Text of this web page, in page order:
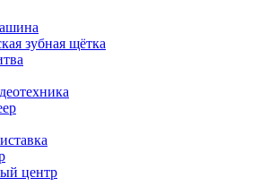
зубная щётка
центр